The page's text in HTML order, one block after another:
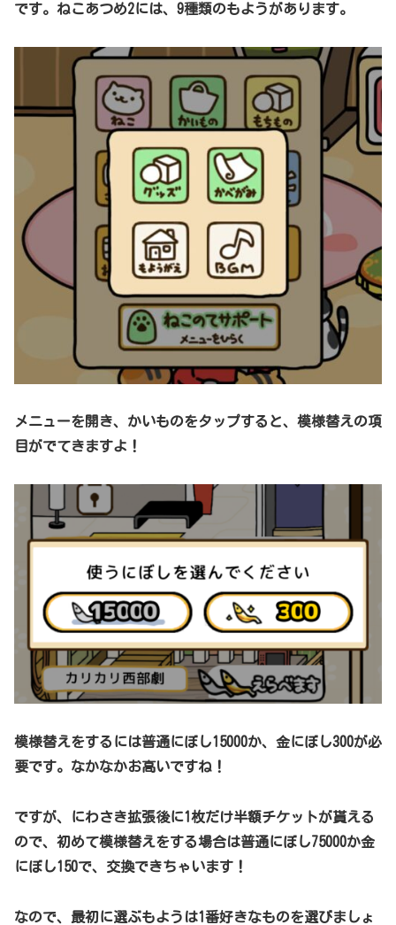
です。ねこあつめ2には、9種類のもようがあります。
メニューを開き、かいものをタップすると、模様替えの項
目がでてきますよ！
模様替えをするには普通にぼし15000か、金にぼし300が必
要です。なかなかお高いですね！
ですが、にわさき拡張後に1枚だけ半額チケットが貰える
ので、初めて模様替えをする場合は普通にぼし75000か金
にぼし150で、交換できちゃいます！
なので、最初に選ぶもようは1番好きなものを選びましょ